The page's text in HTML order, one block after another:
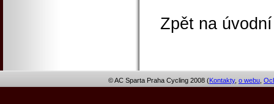
Zpět na
© AC Sparta Praha Cycling 2008 (Kontakty, o webu